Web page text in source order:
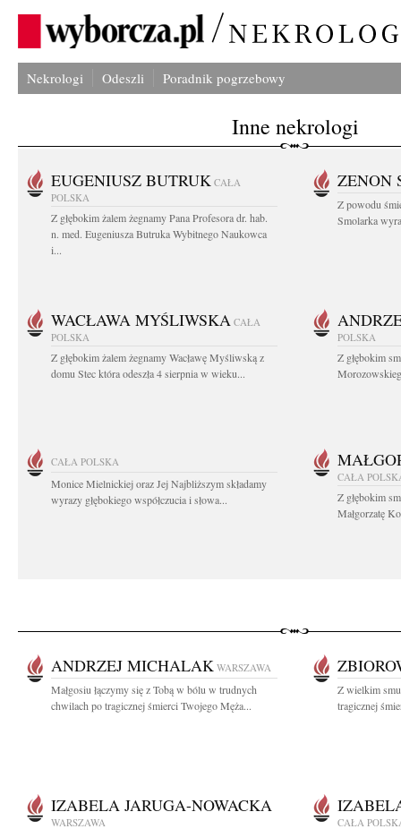
Nekrologi Odeszli Poradnik pogrzebowy
Inne nekrologi
EUGENIUSZ BUTRUK CAŁA
POLSKA
Z głębokim żalem żegnamy Pana Profesora dr. hab.
n. med. Eugeniusza Butruka Wybitnego Naukowca
i...
ZENON
Z powodu
Smolarka
WACŁAWA MYŚLIWSKA CAŁA
POLSKA
Z głębokim żalem żegnamy Wacławę Myśliwską z
domu Stec która odeszła 4 sierpnia w wieku...
POLSKA
Z głębokim
CAŁA POLSKA
Monice Mielnickiej oraz Jej Najbliższym składamy
wyrazy głębokiego współczucia i słowa...
CAŁA
Z głębokim
Małgorzatę
ANDRZEJ MICHALAK WARSZAWA
Małgosiu łączymy się z Tobą w bólu w trudnych
chwilach po tragicznej śmierci Twojego Męża...
Z wielkim
tragicznej
IZABELA JARUGA-NOWACKA
WARSZAWA CAŁA